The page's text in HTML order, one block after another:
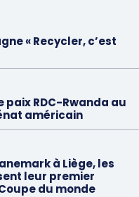
« Recycler, c’est
paix RDC-Rwanda au
américain
à Liège, les
leur premier
du monde